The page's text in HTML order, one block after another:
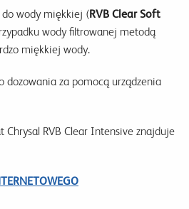
wody miękkiej (RVB Clear Soft
wody filtrowanej metodą
miękkiej wody.
dozowania za pomocą urządzenia
RVB Clear Intensive znajduje